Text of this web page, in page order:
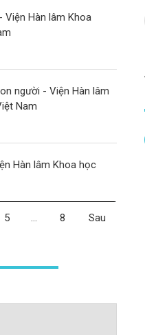
Viện Hàn lâm Khoa
người - Viện Hàn lâm
Nam
Hàn lâm Khoa học
5 … 8 Sau